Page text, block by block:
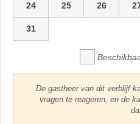
24 25 26
31
De gastheer van dit verblijf
vragen te reageren, en de